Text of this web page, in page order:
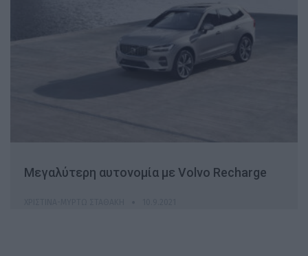
Μεγαλύτερη αυτονομία με Volvo Recharge